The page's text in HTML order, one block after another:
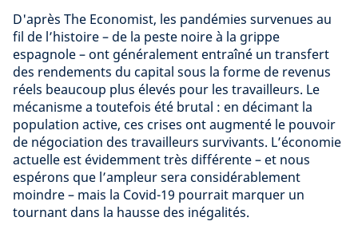
D'après The Economist, les pandémies survenues au
fil de l’histoire – de la peste noire à la grippe
espagnole – ont généralement entraîné un transfert
des rendements du capital sous la forme de revenus
réels beaucoup plus élevés pour les travailleurs. Le
mécanisme a toutefois été brutal : en décimant la
population active, ces crises ont augmenté le pouvoir
de négociation des travailleurs survivants. L’économie
actuelle est évidemment très différente – et nous
espérons que l’ampleur sera considérablement
moindre – mais la Covid-19 pourrait marquer un
tournant dans la hausse des inégalités.